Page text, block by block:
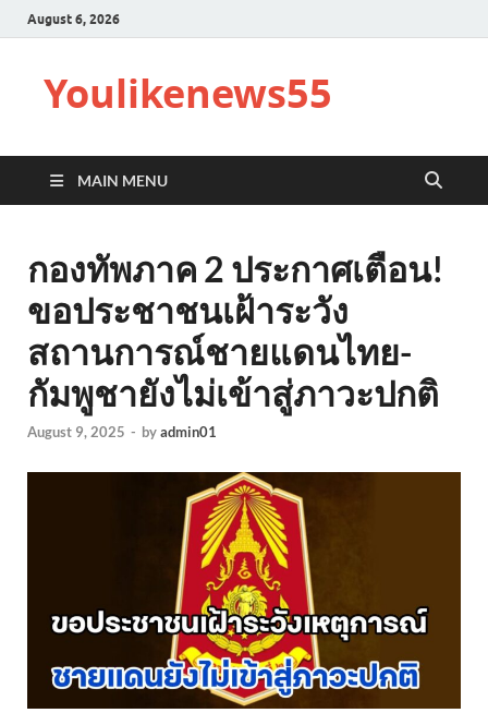
August 6, 2026
Youlikenews55
MAIN MENU
กองทัพภาค 2 ประกาศเตือน!
ขอประชาชนเฝ้าระวัง
สถานการณ์ชายแดนไทย-
กัมพูชายังไม่เข้าสู่ภาวะปกติ
August 9, 2025 - byadmin01